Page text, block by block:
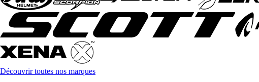
Découvrir toutes nos marques